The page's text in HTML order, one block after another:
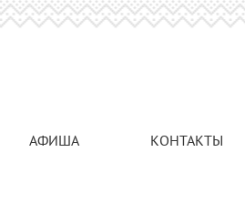
АФИША КОНТАКТЫ